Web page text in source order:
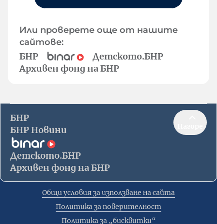
Или проверете още от нашите
сайтове:
БНР
Детското.БНР
Архивен фонд на БНР
БНР
БНР Новини
Детското.БНР
Архивен фонд на БНР
Общи условия за използване на сайта
Политика за поверителност
Политика за „бисквитки“